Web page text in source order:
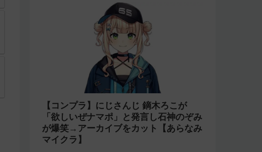
【コンプラ】にじさんじ 鏑木ろこが
「欲しいぜナマポ」と発言し石神のぞみ
が爆笑→アーカイブをカット【あらなみ
マイクラ】